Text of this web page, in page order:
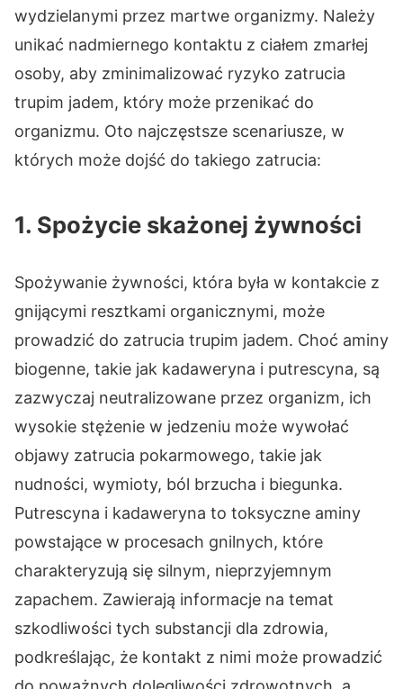
wydzielanymi przez martwe organizmy. Należy
unikać nadmiernego kontaktu z ciałem zmarłej
osoby, aby zminimalizować ryzyko zatrucia
trupim jadem, który może przenikać do
organizmu. Oto najczęstsze scenariusze, w
których może dojść do takiego zatrucia:
1. Spożycie skażonej żywności
Spożywanie żywności, która była w kontakcie z
gnijącymi resztkami organicznymi, może
prowadzić do zatrucia trupim jadem. Choć aminy
biogenne, takie jak kadaweryna i putrescyna, są
zazwyczaj neutralizowane przez organizm, ich
wysokie stężenie w jedzeniu może wywołać
objawy zatrucia pokarmowego, takie jak
nudności, wymioty, ból brzucha i biegunka.
Putrescyna i kadaweryna to toksyczne aminy
powstające w procesach gnilnych, które
charakteryzują się silnym, nieprzyjemnym
zapachem. Zawierają informacje na temat
szkodliwości tych substancji dla zdrowia,
podkreślając, że kontakt z nimi może prowadzić